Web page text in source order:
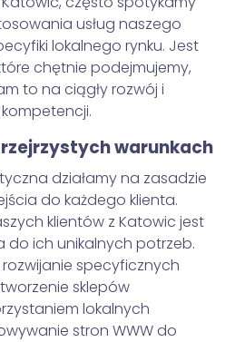
usług naszego
lokalnego rynku. Jest
chętnie podejmujemy,
to na ciągły rozwój i
warunkach
działamy na zasadzie
do każdego klienta.
klientów z Katowic jest
do ich unikalnych potrzeb.
specyficznych
sklepów
lokalnych
stron WWW do